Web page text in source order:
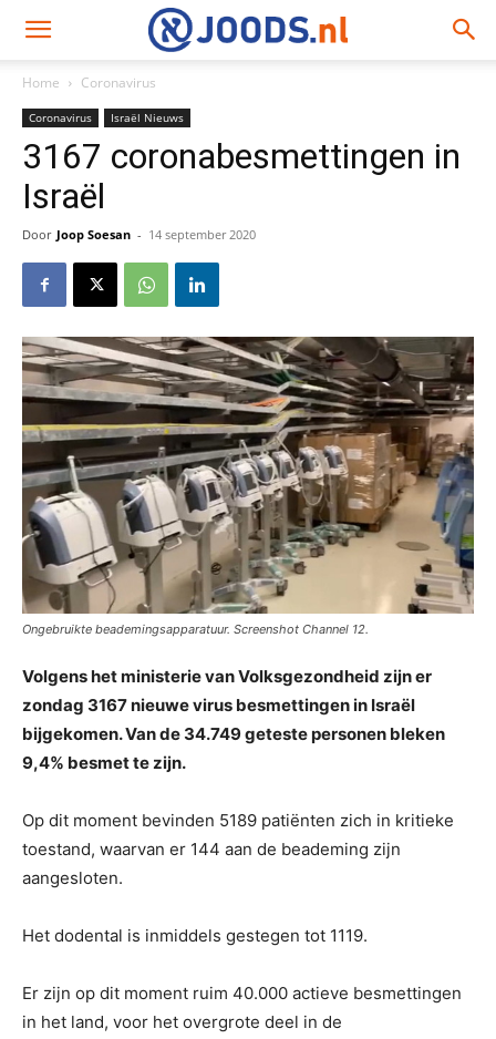
Home Coronavirus
Coronavirus Israël Nieuws
3167 coronabesmettingen in
Israël
Door Joop Soesan - 14 september 2020
Ongebruikte beademingsapparatuur. Screenshot Channel 12.
Volgens het ministerie van Volksgezondheid zijn er
zondag 3167 nieuwe virus besmettingen in Israël
bijgekomen. Van de 34.749 geteste personen bleken
9,4% besmet te zijn.
Op dit moment bevinden 5189 patiënten zich in kritieke
toestand, waarvan er 144 aan de beademing zijn
aangesloten.
Het dodental is inmiddels gestegen tot 1119.
Er zijn op dit moment ruim 40.000 actieve besmettingen
in het land, voor het overgrote deel in de